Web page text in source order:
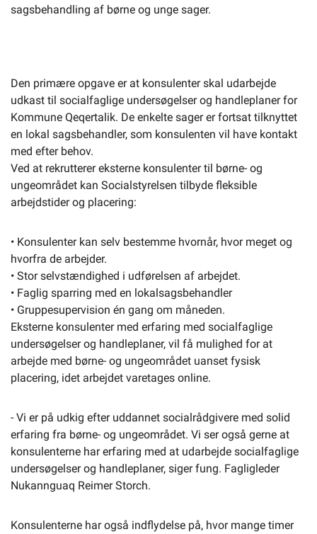
sagsbehandling af børne og unge sager.
Den primære opgave er at konsulenter skal udarbejde
udkast til socialfaglige undersøgelser og handleplaner for
Kommune Qeqertalik. De enkelte sager er fortsat tilknyttet
en lokal sagsbehandler, som konsulenten vil have kontakt
med efter behov.
Ved at rekrutterer eksterne konsulenter til børne- og
ungeområdet kan Socialstyrelsen tilbyde fleksible
arbejdstider og placering:
• Konsulenter kan selv bestemme hvornår, hvor meget og
hvorfra de arbejder.
• Stor selvstændighed i udførelsen af arbejdet.
• Faglig sparring med en lokalsagsbehandler
• Gruppesupervision én gang om måneden.
Eksterne konsulenter med erfaring med socialfaglige
undersøgelser og handleplaner, vil få mulighed for at
arbejde med børne- og ungeområdet uanset fysisk
placering, idet arbejdet varetages online.
- Vi er på udkig efter uddannet socialrådgivere med solid
erfaring fra børne- og ungeområdet. Vi ser også gerne at
konsulenterne har erfaring med at udarbejde socialfaglige
undersøgelser og handleplaner, siger fung. Fagligleder
Nukannguaq Reimer Storch.
Konsulenterne har også indflydelse på, hvor mange timer